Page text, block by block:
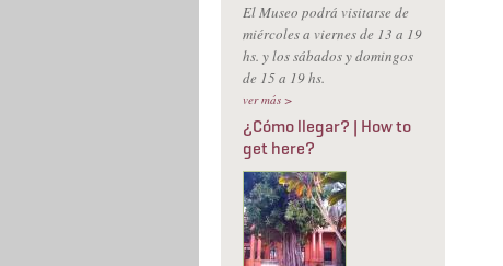
El Museo podrá visitarse de
miércoles a viernes de 13 a 19
hs. y los sábados y domingos
de 15 a 19 hs.
ver más >
¿Cómo llegar? | How to
get here?